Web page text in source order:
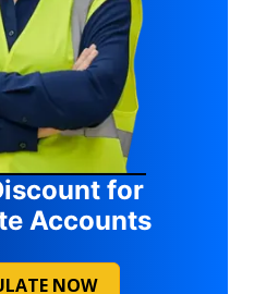
for
Accounts
NOW